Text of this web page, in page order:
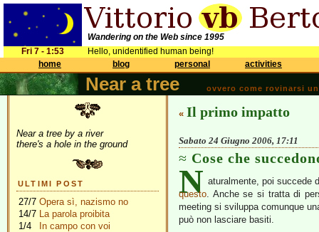
Wandering on the Web since 1995
Fri 7 - 1:53
Hello, unidentified human being!
home
blog personal activities
Near a tree ovvero come rovinarsi
Near a tree by a river
there's a hole in the ground
ULTIMI POST
27/7 Opera sì, nazismo no
14/7 La parola proibita
1/4
In campo con voi
« Il primo impatto
Sabato 24 Giugno 2006, 17:11
Cose che
N aturalmente, poi succede
questo. Anche se si tratta di
meeting si sviluppa comunque
può non lasciare basiti.